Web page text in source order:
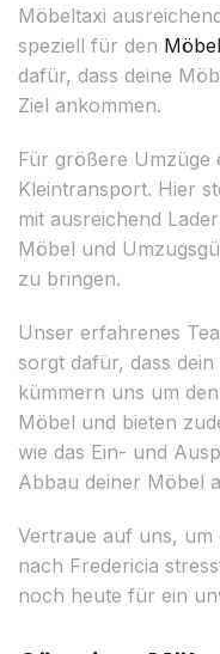
Möbeltaxi
speziell für den
dafür, dass deine
Ziel ankommen.
Für größere Umzüge
Kleintransport. Hier
mit ausreichend
Möbel und
zu bringen.
Unser erfahrenes
sorgt dafür, dass
kümmern uns um
Möbel und bieten
wie das Ein- und
Abbau deiner Möbel
Vertraue auf uns,
nach Fredericia
noch heute für ein